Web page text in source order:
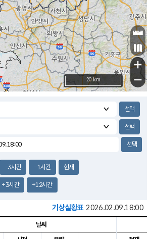
+
−
20 km
-3시간 -1시간 현재
+3시간 +12시간
기상실황표 2026.02.09.18:00
날씨